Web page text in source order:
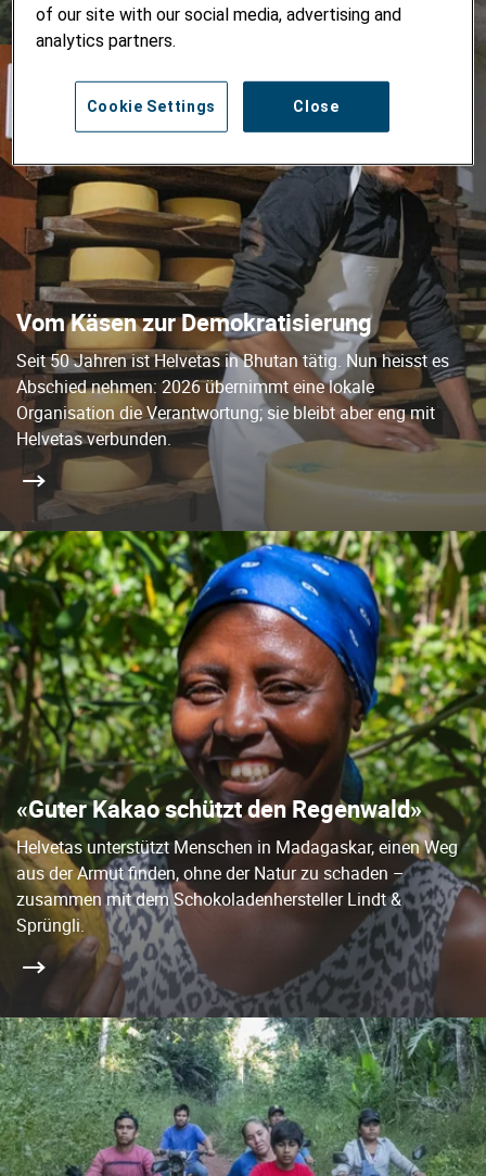
Vom Käsen zur Demokratisierung
Seit 50 Jahren ist Helvetas in Bhutan tätig. Nun heisst es
Abschied nehmen: 2026 übernimmt eine lokale
Organisation die Verantwortung; sie bleibt aber eng mit
Helvetas verbunden.
«Guter Kakao schützt den Regenwald»
Helvetas unterstützt Menschen in Madagaskar, einen Weg
aus der Armut finden, ohne der Natur zu schaden –
zusammen mit dem Schokoladenhersteller Lindt &
Sprüngli.
of our site with our social media, advertising and
analytics partners.
Close
Cookie Settings